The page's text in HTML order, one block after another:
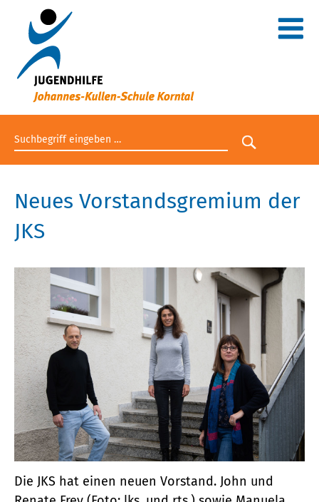
Suchbegriff eingeben
Suche
Neues Vorstandsgremium der
JKS
Die JKS hat einen neuen Vorstand. John und